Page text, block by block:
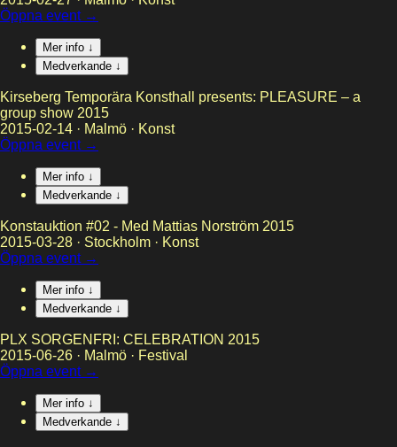
Öppna event →
Mer info ↓
Medverkande ↓
Kirseberg Temporära Konsthall presents: PLEASURE – a
group show 2015
2015-02-14 · Malmö · Konst
Öppna event →
Mer info ↓
Medverkande ↓
Konstauktion #02 - Med Mattias Norström 2015
2015-03-28 · Stockholm · Konst
Öppna event →
Mer info ↓
Medverkande ↓
PLX SORGENFRI: CELEBRATION 2015
2015-06-26 · Malmö · Festival
Öppna event →
Mer info ↓
Medverkande ↓